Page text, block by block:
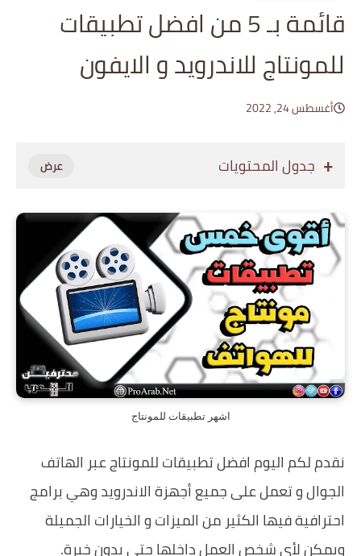
قائمة بـ 5 من افضل تطبيقات
للمونتاج للاندرويد و الايفون
أغسطس 24, 2022
جدول المحتويات
اشهر تطبيقات للمونتاج
نقدم لكم اليوم افضل تطبيقات للمونتاج عبر الهاتف
الجوال و تعمل على جميع أجهزة الاندرويد وهي برامج
احترافية فيها الكثير من الميزات و الخيارات الجميلة
ويمكن لأي شخص العمل داخلها حتى بدون خبرة.